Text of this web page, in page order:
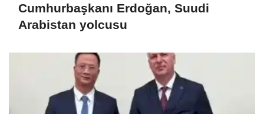
Cumhurbaşkanı Erdoğan, Suudi
Arabistan yolcusu